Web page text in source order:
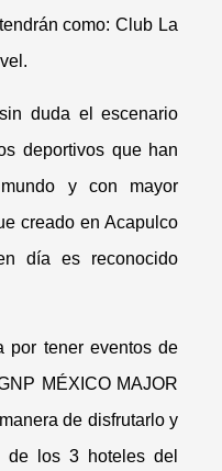
como: Club La
duda el escenario
deportivos que han
y con mayor
creado en Acapulco
día es reconocido
por tener eventos de
MÉXICO MAJOR
de disfrutarlo y
de los 3 hoteles del